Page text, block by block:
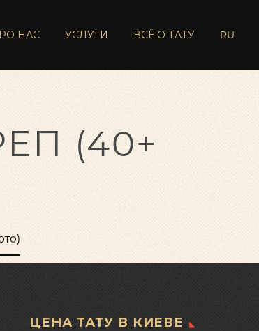
НАС УСЛУГИ ВСЁ О ТАТУ RU
(40+
ЦЕНА ТАТУ В КИЕВЕ